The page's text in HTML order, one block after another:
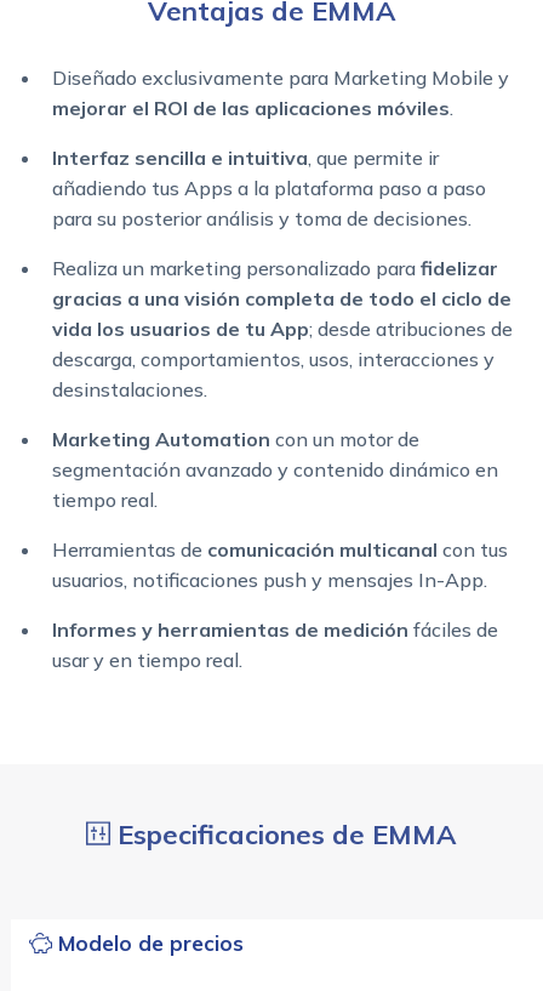
Ventajas de EMMA
Diseñado exclusivamente para Marketing Mobile y
mejorar el ROI de las aplicaciones móviles
Interfaz sencilla e intuitiva , que permite ir
añadiendo tus Apps a la plataforma paso a paso
para su posterior análisis y toma de decisiones.
Realiza un marketing personalizado para fidelizar
gracias a una visión completa de todo el ciclo de
vida los usuarios de tu App; desde atribuciones de
descarga, comportamientos, usos, interacciones y
desinstalaciones.
Marketing Automation con un motor de
segmentación avanzado y contenido dinámico en
tiempo real.
Herramientas de comunicación multicanal con tus
usuarios, notificaciones push y mensajes In-App.
Informes y herramientas de medición fáciles de
usar y en tiempo real.
Especificaciones de EMMA
Modelo de precios